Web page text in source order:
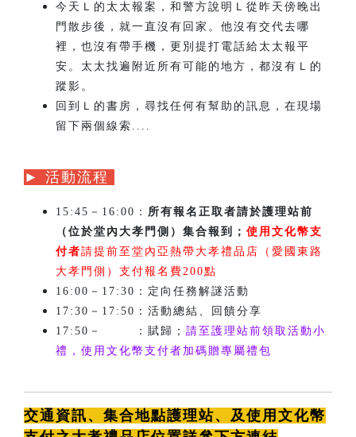
今天Ｌ的太太報案，和警方說明Ｌ從昨天傍晚出
門散步後，就一直沒有回家。他沒有交代去哪
裡，也沒有帶手機，更別提打電話給太太報平
安。太太找遍附近所有可能的地方，都沒有Ｌ的
蹤影。
回到Ｌ的書房，尋找任何有幫助的訊息，在現場
留下兩個線索....
► 活動流程
15:45－16:00： 所有報名正取者請於護理站前
（位於堂內大孝門側）集合報到； 使用文化幣支
付者請提前至堂內亞熱帶大孝禮品店（愛國東路
大孝門側）支付報名費200點
16:00－17:30：定向任務解謎活動
17:30－17:50：活動總結、回饋分享
17:50－
：賦歸； 請至護理站前領取活動小
禮，使用文化幣支付者加碼贈專屬禮包
交通資訊、集合地點護理站、及使用文化幣